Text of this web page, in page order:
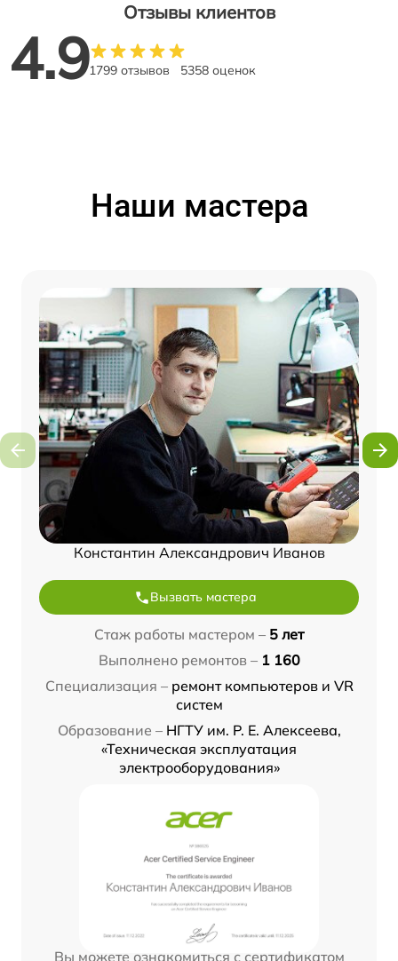
Отзывы клиентов
4.91799 отзывов 5358 оценок
Наши мастера
Константин Александрович Иванов
Вызвать мастера
Стаж работы мастером – 5 лет
Выполнено ремонтов – 1 160
Специализация – ремонт компьютеров и VR
систем
Образование – НГТУ им. Р. Е. Алексеева,
«Техническая эксплуатация
электрооборудования»
Вы можете ознакомиться с сертификатом